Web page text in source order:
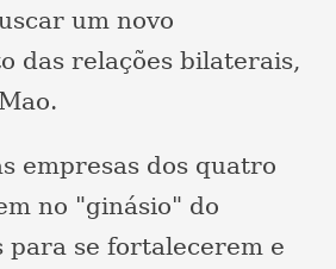
um novo
das relações bilaterais,
empresas dos quatro
no "ginásio" do
para se fortalecerem e